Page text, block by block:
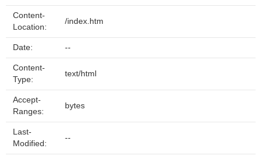
Content-
Location:
/index.htm
Date: --
Content-
Type:
text/html
Accept-
Ranges:
bytes
Last-
Modified:
--